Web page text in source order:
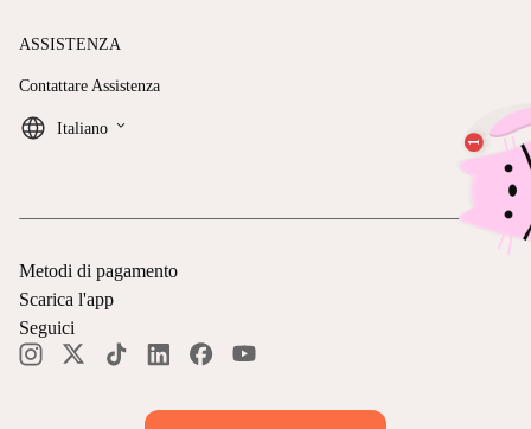
ASSISTENZA
Contattare Assistenza
Italiano keyboard_arrow_down
Metodi di pagamento
Scarica l'app
Seguici